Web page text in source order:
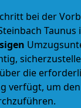
bei der
Taunus
die
verfügt, um